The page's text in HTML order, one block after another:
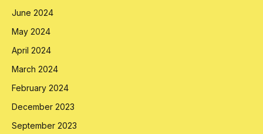
June 2024
May 2024
April 2024
March 2024
February 2024
December 2023
September 2023